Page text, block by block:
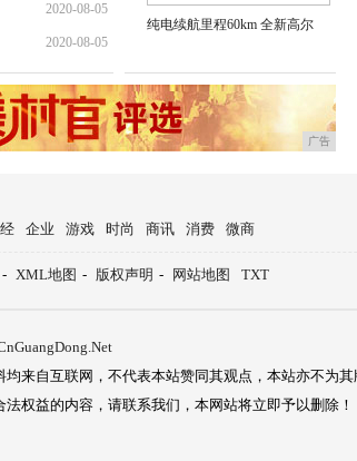
2020-08-05
2020-08-05
纯电续航里程60km 全新高尔
广告
企业 游戏 时尚 商讯 消费 微商
- XML地图 - 版权声明 - 网站地图 TXT
来自互联网，不代表本站赞同其观点，本站亦不为
权益的内容，请联系我们，本网站将立即予以删除！